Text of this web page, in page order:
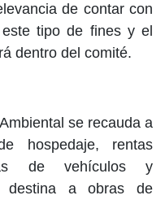
de contar con
tipo de fines y el
dentro del comité.
se recauda a
hospedaje, rentas
de vehículos y
destina a obras de